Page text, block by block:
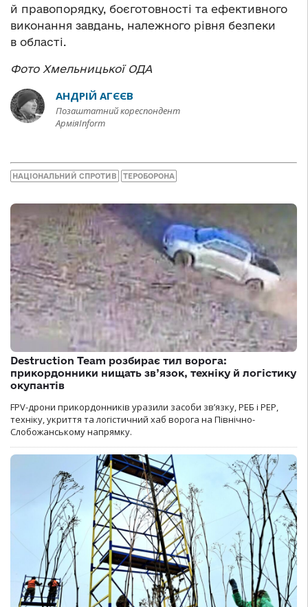
й правопорядку, боєготовності та ефективного
виконання завдань, належного рівня безпеки
в області.
Фото Хмельницької ОДА
АНДРІЙ АГЄЄВ
Позаштатний кореспондент
АрміяInform
НАЦІОНАЛЬНИЙ СПРОТИВ ТЕРОБОРОНА
Destruction Team розбирає тил ворога:
прикордонники нищать зв’язок, техніку й логістику
окупантів
FPV-дрони прикордонників уразили засоби зв’язку, РЕБ і РЕР,
техніку, укриття та логістичний хаб ворога на Північно-
Слобожанському напрямку.